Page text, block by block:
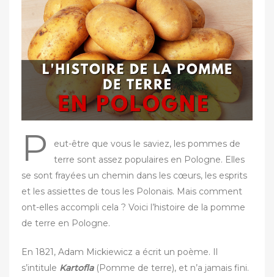
é
s
u
r
P
eut-être que vous le saviez, les pommes de
terre sont assez populaires en Pologne. Elles
se sont frayées un chemin dans les cœurs, les esprits
et les assiettes de tous les Polonais. Mais comment
ont-elles accompli cela ? Voici l’histoire de la pomme
de terre en Pologne.
En 1821, Adam Mickiewicz a écrit un poème. Il
s’intitule Kartofla (Pomme de terre), et n’a jamais fini.